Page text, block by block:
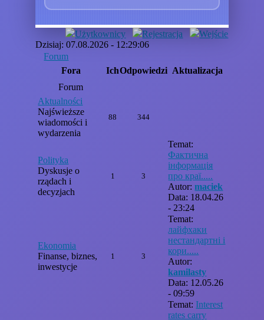
Użytkownicy Rejestracja
Wejście
Dzisiaj: 07.08.2026 - 12:29:06
Forum
Fora
IchOdpowiedzi Aktualizacja
Forum
Aktualności
Najświeższe
wiadomości i
wydarzenia
88 344
Polityka
Dyskusje o
rządach i
decyzjach
1 3
Temat:
Фактична
інформація
про краї.....
Autor:maciek
Data: 18.04.26
- 23:24
Ekonomia
Finanse, biznes,
inwestycje
1 3
Temat:
лайфхаки
нестандартні і
кори.....
Autor:
kamilasty
Data: 12.05.26
- 09:59
Temat: Interest
rates carry